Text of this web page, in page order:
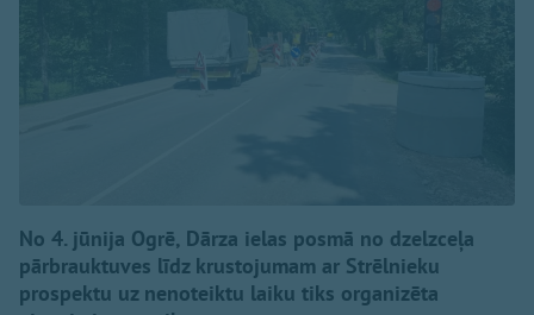
No 4. jūnija Ogrē, Dārza ielas posmā no dzelzceļa
pārbrauktuves līdz krustojumam ar Strēlnieku
prospektu uz nenoteiktu laiku tiks organizēta